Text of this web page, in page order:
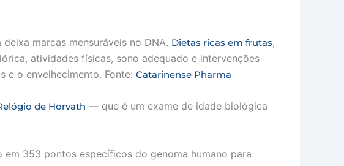
marcas mensuráveis no DNA. Dietas ricas em frutas,
atividades físicas, sono adequado e intervenções
e o envelhecimento. Fonte: Catarinense Pharma
de Horvath — que é um exame de idade biológica
em 353 pontos específicos do genoma humano para